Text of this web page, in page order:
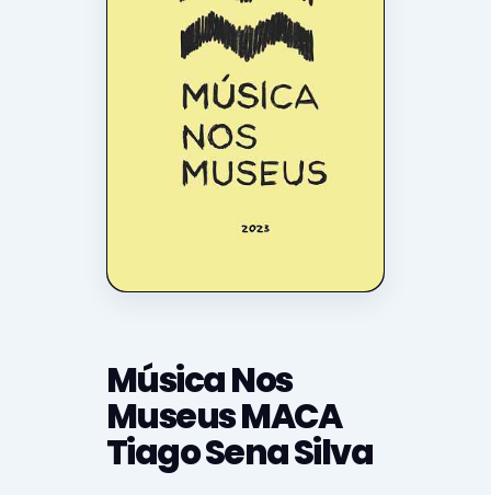
Música Nos
Museus MACA
Tiago Sena Silva